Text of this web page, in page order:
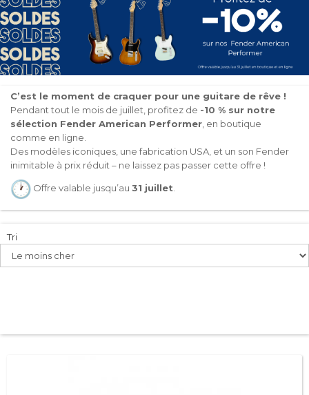
C’est le moment de craquer pour une guitare de rêve !
Pendant tout le mois de juillet, profitez de -10 % sur notre
sélection Fender American Performer , en boutique
comme en ligne.
Des modèles iconiques, une fabrication USA, et un son Fender
inimitable à prix réduit – ne laissez pas passer cette offre !
Offre valable jusqu’au 31 juillet.
Tri